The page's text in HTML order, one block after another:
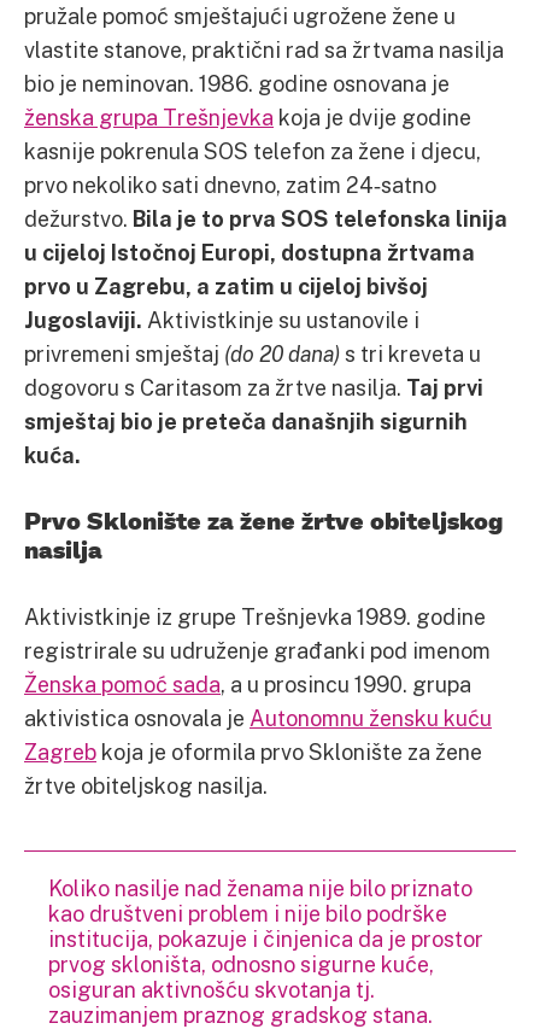
pružale pomoć smještajući ugrožene žene u
vlastite stanove, praktični rad sa žrtvama nasilja
bio je neminovan. 1986. godine osnovana je
ženska grupa Trešnjevka koja je dvije godine
kasnije pokrenula SOS telefon za žene i djecu,
prvo nekoliko sati dnevno, zatim 24‑satno
dežurstvo. Bila je to prva SOS telefonska linija
u cijeloj Istočnoj Europi, dostupna žrtvama
prvo u Zagrebu, a zatim u cijeloj bivšoj
Jugoslaviji. Aktivistkinje su ustanovile i
privremeni smještaj (do 20 dana)s tri kreveta u
dogovoru s Caritasom za žrtve nasilja. Taj prvi
smještaj bio je preteča današnjih sigurnih
kuća.
Prvo Sklonište za žene žrtve obiteljskog
nasilja
Aktivistkinje iz grupe Trešnjevka 1989. godine
registrirale su udruženje građanki pod imenom
Ženska pomoć sada, a u prosincu 1990. grupa
aktivistica osnovala je Autonomnu žensku kuću
Zagreb koja je oformila prvo Sklonište za žene
žrtve obiteljskog nasilja.
Koliko nasilje nad ženama nije bilo priznato
kao društveni problem i nije bilo podrške
institucija, pokazuje i činjenica da je prostor
prvog skloništa, odnosno sigurne kuće,
osiguran aktivnošću skvotanja tj.
zauzimanjem praznog gradskog stana.